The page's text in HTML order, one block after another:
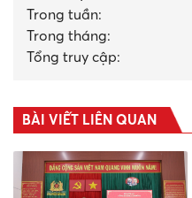
Trong tuần:
Trong tháng:
Tổng truy cập:
BÀI VIẾT LIÊN QUAN